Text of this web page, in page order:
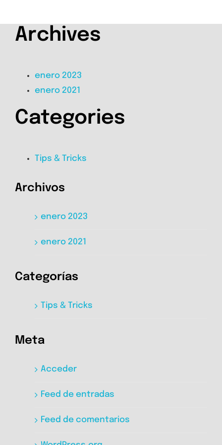
Archives
enero 2023
enero 2021
Categories
Tips & Tricks
Archivos
enero 2023
enero 2021
Categorías
Tips & Tricks
Meta
Acceder
Feed de entradas
Feed de comentarios